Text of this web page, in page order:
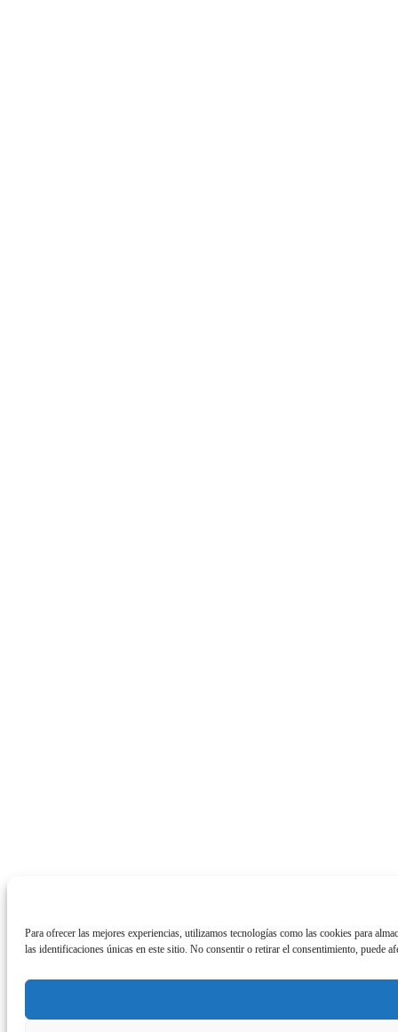
Para ofrecer las mejores experiencias, utilizamos tecnologías como las cookies para
las identificaciones únicas en este sitio. No consentir o retirar el consentimiento, puede